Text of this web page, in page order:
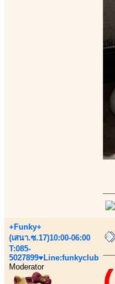
+Funky+
(เสนา.ซ.17)10:00-06:00
T:085-
5027899♥Line:funkyclub
Moderator